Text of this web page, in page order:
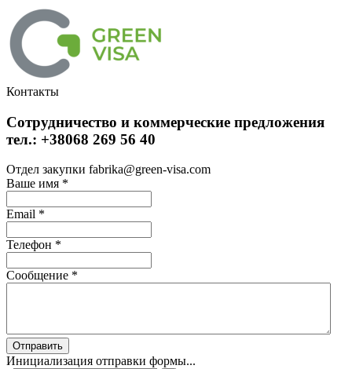
Контакты
Сотрудничество и коммерческие предложения
тел.: +38068 269 56 40
Отдел закупки fabrika@green-visa.com
Ваше имя *
Email *
Телефон *
Сообщение *
Отправить
Инициализация отправки формы...